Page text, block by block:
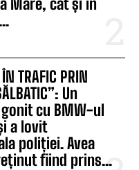
TRAFIC PRIN
Un
cu BMW-ul
a lovit
poliției. Avea
fiind prins...